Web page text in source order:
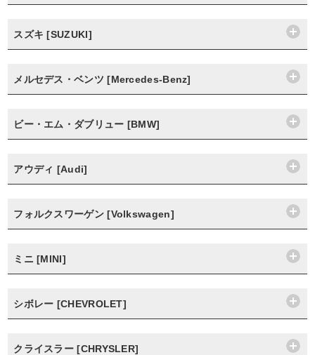
スズキ [SUZUKI]
メルセデス・ベンツ [Mercedes-Benz]
ビー・エム・ダブリュー [BMW]
アウディ [Audi]
フォルクスワーゲン [Volkswagen]
ミニ [MINI]
シボレー [CHEVROLET]
クライスラー [CHRYSLER]